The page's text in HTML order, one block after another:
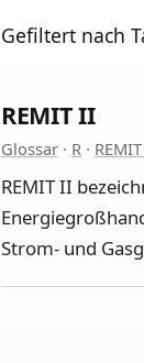
Gefiltert nach
REMIT II
Glossar· R·
REMIT II
Strom- und